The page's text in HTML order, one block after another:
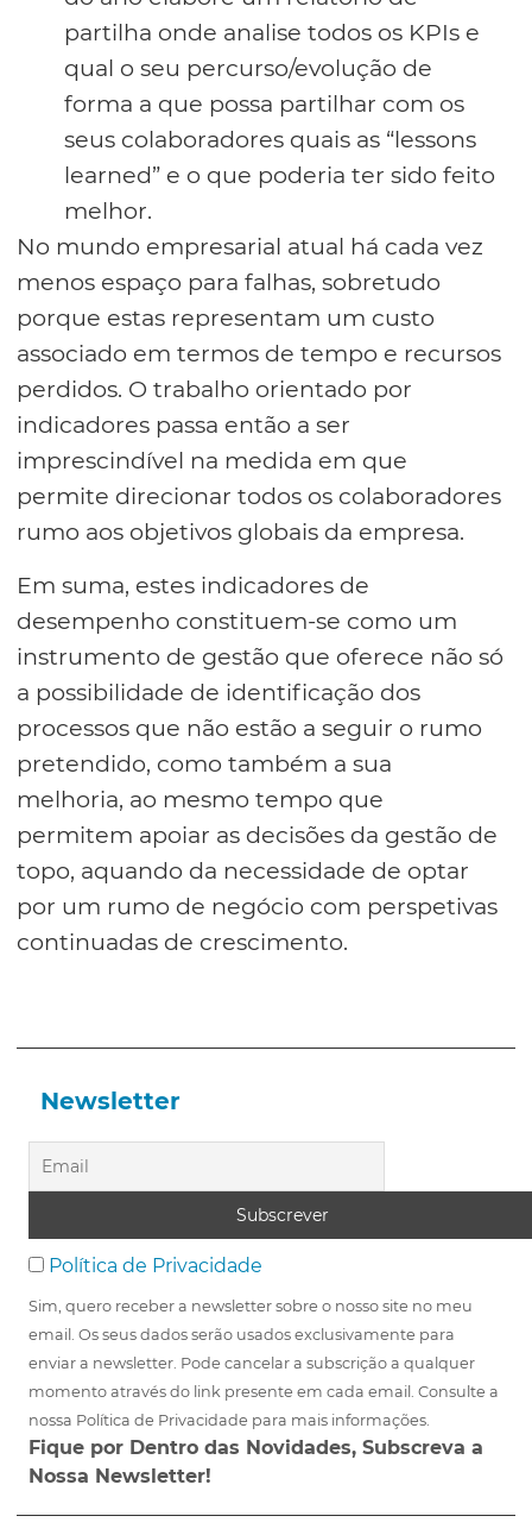
partilha onde analise todos os KPIs e
qual o seu percurso/evolução de
forma a que possa partilhar com os
seus colaboradores quais as “lessons
learned” e o que poderia ter sido feito
melhor.
No mundo empresarial atual há cada vez
menos espaço para falhas, sobretudo
porque estas representam um custo
associado em termos de tempo e recursos
perdidos. O trabalho orientado por
indicadores passa então a ser
imprescindível na medida em que
permite direcionar todos os colaboradores
rumo aos objetivos globais da empresa.
Em suma, estes indicadores de
desempenho constituem-se como um
instrumento de gestão que oferece não só
a possibilidade de identificação dos
processos que não estão a seguir o rumo
pretendido, como também a sua
melhoria, ao mesmo tempo que
permitem apoiar as decisões da gestão de
topo, aquando da necessidade de optar
por um rumo de negócio com perspetivas
continuadas de crescimento.
Newsletter
Política de Privacidade
Sim, quero receber a newsletter sobre o nosso site no meu
email. Os seus dados serão usados exclusivamente para
enviar a newsletter. Pode cancelar a subscrição a qualquer
momento através do link presente em cada email. Consulte a
nossa Política de Privacidade para mais informações.
Fique por Dentro das Novidades, Subscreva a
Nossa Newsletter!